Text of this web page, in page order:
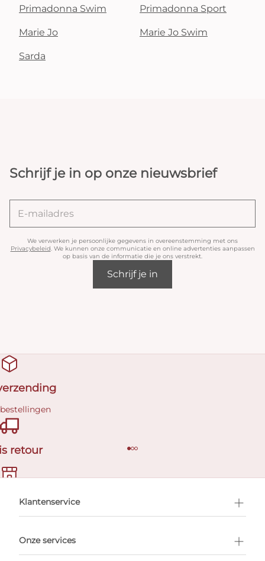
Primadonna Swim Primadonna Sport
Marie Jo Marie Jo Swim
Sarda
Schrijf je in op onze nieuwsbrief
We verwerken je persoonlijke gegevens in overeenstemming met ons
Privacybeleid. We kunnen onze communicatie en online advertenties aanpassen
op basis van de informatie die je ons verstrekt.
Schrijf je in
retour
afspraak
Klantenservice
Onze services